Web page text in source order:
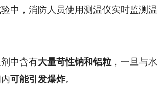
，消防人员使用测温仪实时监测温
中含有大量苛性钠和铝粒 ，一旦与水
可能引发爆炸。